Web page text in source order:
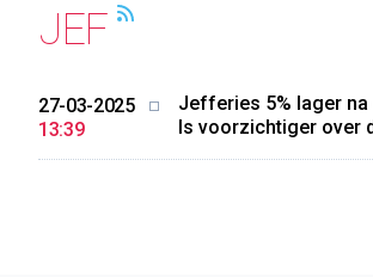
JEF
27-03-2025
13:39
Jefferies 5% lager
Is voorzichtiger over